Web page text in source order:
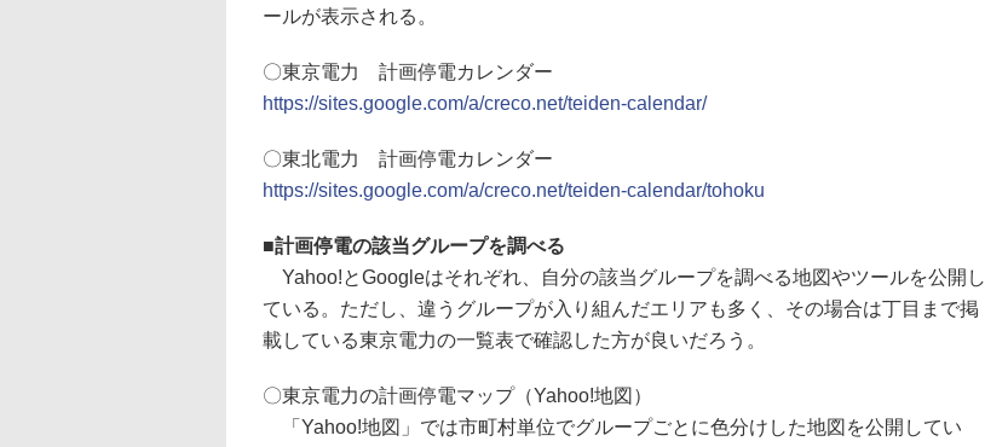
ールが表示される。
〇東京電力 計画停電カレンダー
https://sites.google.com/a/creco.net/teiden-calendar/
〇東北電力 計画停電カレンダー
https://sites.google.com/a/creco.net/teiden-calendar/tohoku
■計画停電の該当グループを調べる
Yahoo!とGoogleはそれぞれ、自分の該当グループを調べる地図やツールを公開し
ている。ただし、違うグループが入り組んだエリアも多く、その場合は丁目まで掲
載している東京電力の一覧表で確認した方が良いだろう。
〇東京電力の計画停電マップ（Yahoo!地図）
「Yahoo!地図」では市町村単位でグループごとに色分けした地図を公開してい